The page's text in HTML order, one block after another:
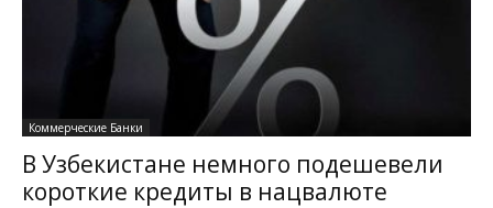
Коммерческие Банки
В Узбекистане немного подешевели
короткие кредиты в нацвалюте